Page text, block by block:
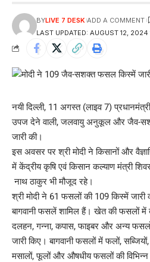
LAST UPDATED: AUGUST 12,
BYLIVE 7 DESK ADD A COMMENT
नयी दिल्ली, 11 अगस्त (लाइव 7)
उपज देने वाली, जलवायु अनुकूल और जैव-
जारी की।
इस अवसर पर श्री मोदी ने किसानों और
में केंद्रीय कृषि एवं किसान कल्याण मंत्री
नाथ ठाकुर भी मौजूद रहे।
श्री मोदी ने 61 फसलों की 109 किस्में
बागवानी फसलें शामिल हैं। खेत की फसलों में
दलहन, गन्ना, कपास, फाइबर और अन्य
जारी किए। बागवानी फसलों में फलों,
मसालों, फूलों और औषधीय फसलों की विभिन्न